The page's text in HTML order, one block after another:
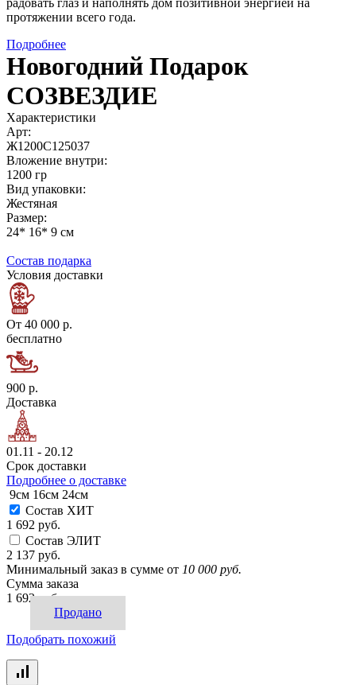
радовать глаз и наполнять дом позитивной энергией на
протяжении всего года.
Подробнее
Новогодний Подарок
СОЗВЕЗДИЕ
Характеристики
Арт:
Ж1200С125037
Вложение внутри:
1200 гр
Вид упаковки:
Жестяная
Размер:
24* 16* 9 см
Состав подарка
Условия доставки
От 40 000 р.
бесплатно
900 р.
Доставка
01.11 - 20.12
Срок доставки
Подробнее о доставке
9см 16см 24см
Состав ХИТ
1 692 руб.
Состав ЭЛИТ
2 137 руб.
Минимальный заказ в сумме от 10 000 руб.
Сумма заказа
1 692 руб.
Продано
Подобрать похожий